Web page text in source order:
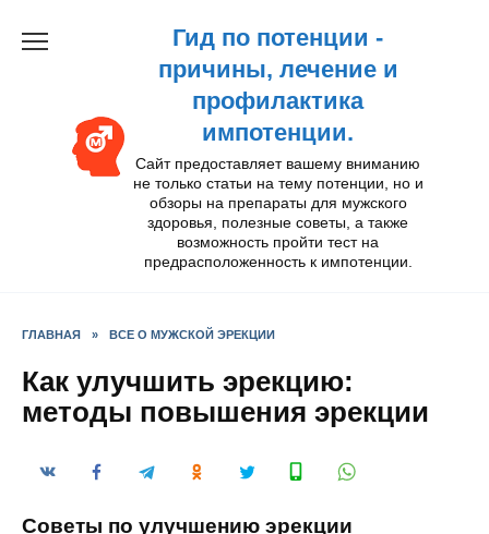
Гид по потенции -
причины, лечение и
профилактика
импотенции.
Сайт предоставляет вашему вниманию
не только статьи на тему потенции, но и
обзоры на препараты для мужского
здоровья, полезные советы, а также
возможность пройти тест на
предрасположенность к импотенции.
ГЛАВНАЯ » ВСЕ О МУЖСКОЙ ЭРЕКЦИИ
Как улучшить эрекцию:
методы повышения эрекции
Советы по улучшению эрекции